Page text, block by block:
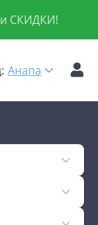
СКИДКИ!
Анапа